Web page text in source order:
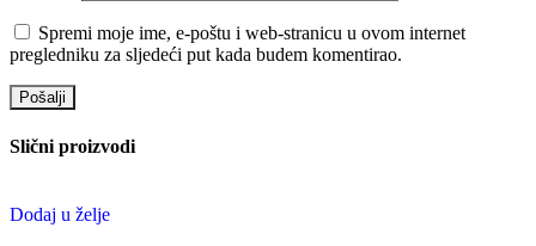
Spremi moje ime, e-poštu i web-stranicu u ovom internet
pregledniku za sljedeći put kada budem komentirao.
Slični proizvodi
Dodaj u želje